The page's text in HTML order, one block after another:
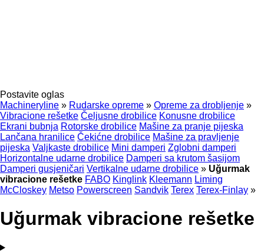
Postavite oglas
Machineryline » Rudarske opreme » Opreme za drobljenje »
Vibracione rešetke Čeljusne drobilice Konusne drobilice
Ekrani bubnja Rotorske drobilice Mašine za pranje pijeska
Lančana hranilice Čekićne drobilice Mašine za pravljenje
pijeska Valjkaste drobilice Mini damperi Zglobni damperi
Horizontalne udarne drobilice Damperi sa krutom šasijom
Damperi gusjeničari Vertikalne udarne drobilice » Uğurmak
vibracione rešetke FABO Kinglink Kleemann Liming
McCloskey Metso Powerscreen Sandvik Terex Terex-Finlay »
Uğurmak vibracione rešetke